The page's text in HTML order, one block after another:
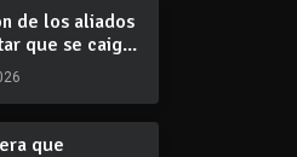
de los aliados
que se caig...
que